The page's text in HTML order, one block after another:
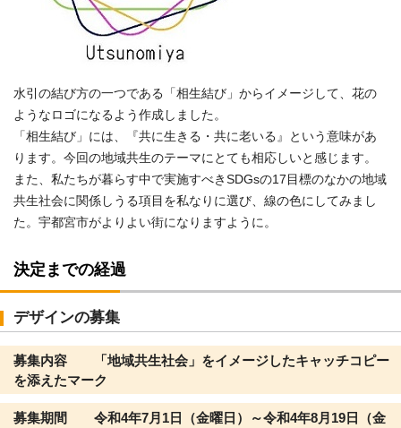
水引の結び方の一つである「相生結び」からイメージして、花の
ようなロゴになるよう作成しました。
「相生結び」には、『共に生きる・共に老いる』という意味があ
ります。今回の地域共生のテーマにとても相応しいと感じます。
また、私たちが暮らす中で実施すべきSDGsの17目標のなかの地域
共生社会に関係しうる項目を私なりに選び、線の色にしてみまし
た。宇都宮市がよりよい街になりますように。
決定までの経過
デザインの募集
募集内容 「地域共生社会」をイメージしたキャッチコピー
を添えたマーク
募集期間 令和4年7月1日（金曜日）～令和4年8月19日（金